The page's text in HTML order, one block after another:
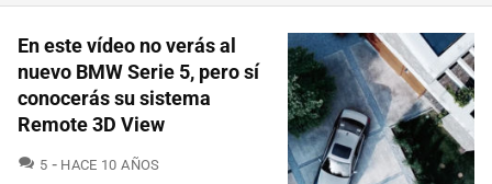
En este vídeo no verás al
nuevo BMW Serie 5, pero sí
conocerás su sistema
Remote 3D View
5 COMENTARIOS
HACE 10 AÑOS